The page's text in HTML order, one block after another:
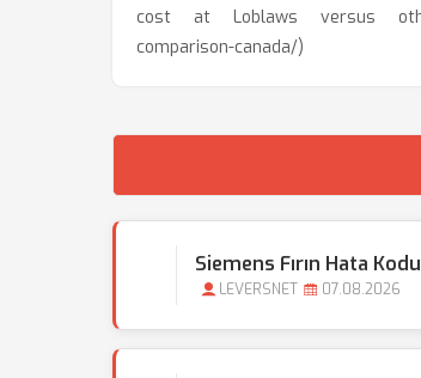
cost at Loblaws versus other
comparison-canada/)
Siemens Fırın Hata
LEVERSNET 07.08.2026